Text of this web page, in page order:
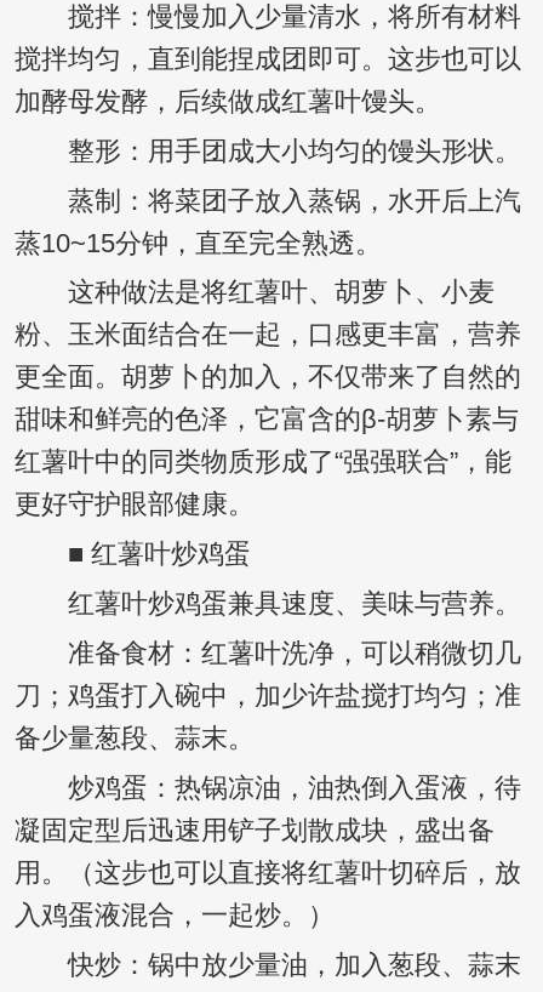
搅拌：慢慢加入少量清水，将所有材料
搅拌均匀，直到能捏成团即可。这步也可以
加酵母发酵，后续做成红薯叶馒头。
整形：用手团成大小均匀的馒头形状。
蒸制：将菜团子放入蒸锅，水开后上汽
蒸10~15分钟，直至完全熟透。
这种做法是将红薯叶、胡萝卜、小麦
粉、玉米面结合在一起，口感更丰富，营养
更全面。胡萝卜的加入，不仅带来了自然的
甜味和鲜亮的色泽，它富含的β-胡萝卜素与
红薯叶中的同类物质形成了“强强联合”，能
更好守护眼部健康。
■ 红薯叶炒鸡蛋
红薯叶炒鸡蛋兼具速度、美味与营养。
准备食材：红薯叶洗净，可以稍微切几
刀；鸡蛋打入碗中，加少许盐搅打均匀；准
备少量葱段、蒜末。
炒鸡蛋：热锅凉油，油热倒入蛋液，待
凝固定型后迅速用铲子划散成块，盛出备
用。（这步也可以直接将红薯叶切碎后，放
入鸡蛋液混合，一起炒。）
快炒：锅中放少量油，加入葱段、蒜末